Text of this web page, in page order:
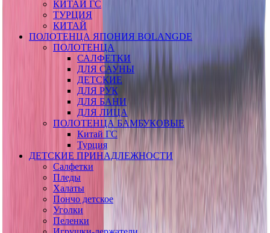
КИТАЙ ГС
ТУРЦИЯ
КИТАЙ
ПОЛОТЕНЦА ЯПОНИЯ BOLANGDE
ПОЛОТЕНЦА
САЛФЕТКИ
ДЛЯ САУНЫ
ДЕТСКИЕ
ДЛЯ РУК
ДЛЯ БАНИ
ДЛЯ ЛИЦА
ПОЛОТЕНЦА БАМБУКОВЫЕ
Китай ГС
Турция
ДЕТСКИЕ ПРИНАДЛЕЖНОСТИ
Салфетки
Пледы
Халаты
Пончо детское
Уголки
Пеленки